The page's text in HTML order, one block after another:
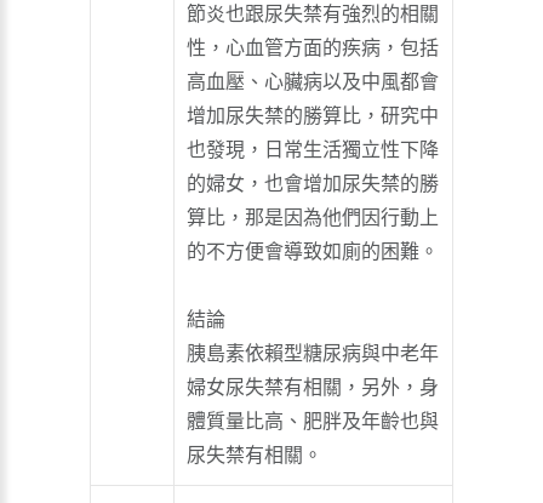
節炎也跟尿失禁有強烈的相關
性，心血管方面的疾病，包括
高血壓、心臟病以及中風都會
增加尿失禁的勝算比，研究中
也發現，日常生活獨立性下降
的婦女，也會增加尿失禁的勝
算比，那是因為他們因行動上
的不方便會導致如廁的困難。
結論
胰島素依賴型糖尿病與中老年
婦女尿失禁有相關，另外，身
體質量比高、肥胖及年齡也與
尿失禁有相關。